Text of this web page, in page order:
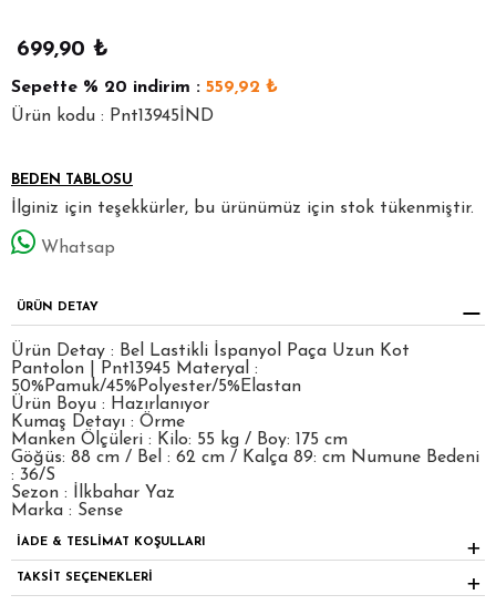
699,90 ₺
Sepette % 20 indirim : 559,92 ₺
Ürün kodu : Pnt13945İND
BEDEN TABLOSU
İlginiz için teşekkürler, bu ürünümüz için stok tükenmiştir.
Whatsap
ÜRÜN DETAY
Ürün Detay : Bel Lastikli İspanyol Paça Uzun Kot
Pantolon | Pnt13945 Materyal :
50%Pamuk/45%Polyester/5%Elastan
Ürün Boyu : Hazırlanıyor
Kumaş Detayı : Örme
Manken Ölçüleri : Kilo: 55 kg / Boy: 175 cm
Göğüs: 88 cm / Bel : 62 cm / Kalça 89: cm Numune Bedeni
: 36/S
Sezon : İlkbahar Yaz
Marka : Sense
İADE & TESLİMAT KOŞULLARI
TAKSİT SEÇENEKLERİ